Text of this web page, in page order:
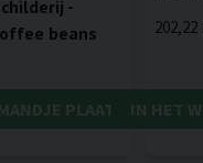
-
beans
PLAATSEN
202,22
IN HET